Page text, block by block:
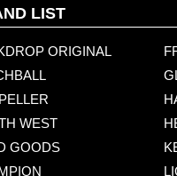
LIST
ORIGINAL
WEST
GOODS